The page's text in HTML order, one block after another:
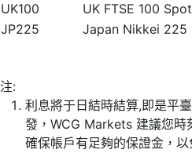
UK100
UK FTSE 100
JP225
Japan Nikkei 225
注:
利息將于日結時結算,即是平
發，WCG Markets 建議您時
確保帳戶有足夠的保證金，